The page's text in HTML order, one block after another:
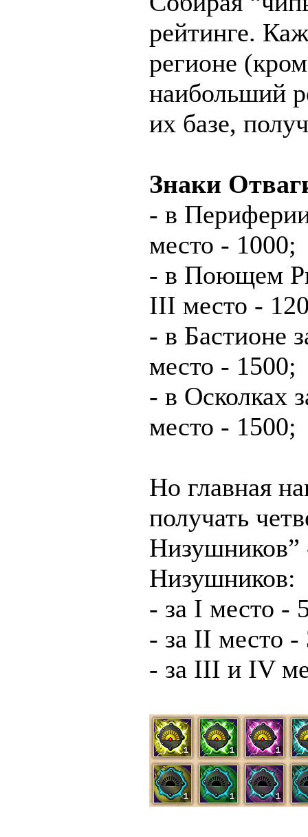
рейтинге.
регионе
наибольший
их базе,
Знаки
- в
место - 1000;
- в Поющем
III место -
- в Бастионе
место - 1500;
- в Осколках
место - 1500;
Но главная
получать
Низушников”
Низушников:
- за I место -
- за II место -
- за III и IV